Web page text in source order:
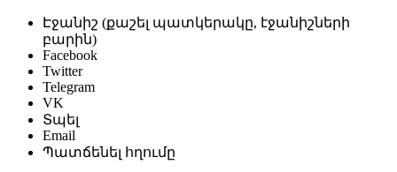
Էջանիշ (քաշել պատկերակը, էջանիշների
բարին)
Facebook
Twitter
Telegram
VK
Տպել
Email
Պատճենել հղումը